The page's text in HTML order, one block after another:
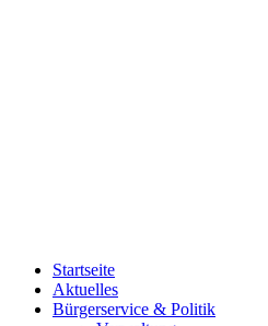
Startseite
Aktuelles
Bürgerservice & Politik